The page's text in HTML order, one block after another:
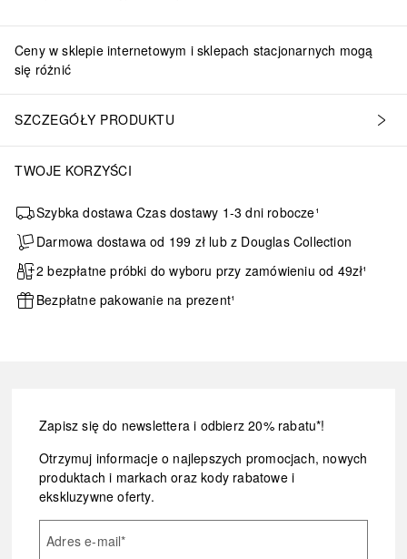
Ceny w sklepie internetowym i sklepach stacjonarnych mogą
się różnić
SZCZEGÓŁY PRODUKTU
TWOJE KORZYŚCI
Szybka dostawa Czas dostawy 1-3 dni robocze¹
Darmowa dostawa od 199 zł lub z Douglas Collection
2 bezpłatne próbki do wyboru przy zamówieniu od 49zł¹
Bezpłatne pakowanie na prezent¹
Zapisz się do newslettera i odbierz 20% rabatu*!
Otrzymuj informacje o najlepszych promocjach, nowych
produktach i markach oraz kody rabatowe i
ekskluzywne oferty.
Adres e-mail*